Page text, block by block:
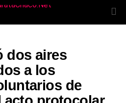
dos aires
a los
de